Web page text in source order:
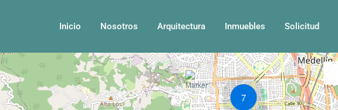
Inicio Nosotros Arquitectura Inmuebles Solicitud
7